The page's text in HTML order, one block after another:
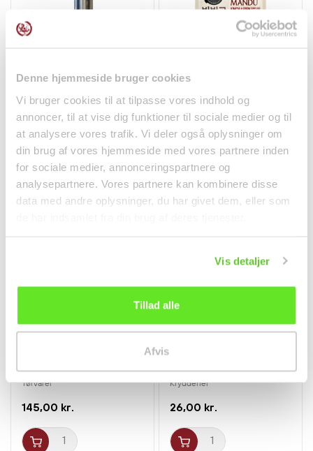
Denne hjemmeside bruger cookies
Vi bruger cookies til at tilpasse vores indhold og
annoncer, til at vise dig funktioner til sociale medier og til
at analysere vores trafik. Vi deler også oplysninger om
din brug af vores hjemmeside med vores partnere inden
for sociale medier, annonceringspartnere og
analysepartnere. Vores partnere kan kombinere disse
data med andre oplysninger, du har givet dem, eller som
Vis detaljer
Tillad alle
Afvis
1 par JiaZhiDian
Non-food
26,00 kr.
Svinekød 525g Bibigo
Frostvarer
79,95 kr.
Tørvarer
145,00 kr.
Krydderier
26,00 kr.